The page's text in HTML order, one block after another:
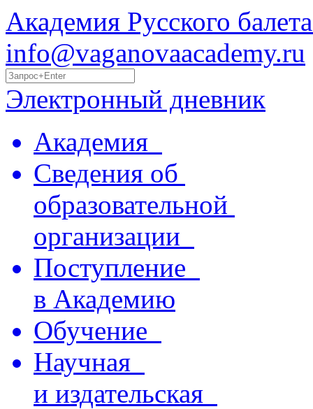
Академия Русского
info@vaganovaacademy.ru
Электронный дневник
Академия
Сведения об
образовательной
организации
Поступление
в Академию
Обучение
Научная
и издательская